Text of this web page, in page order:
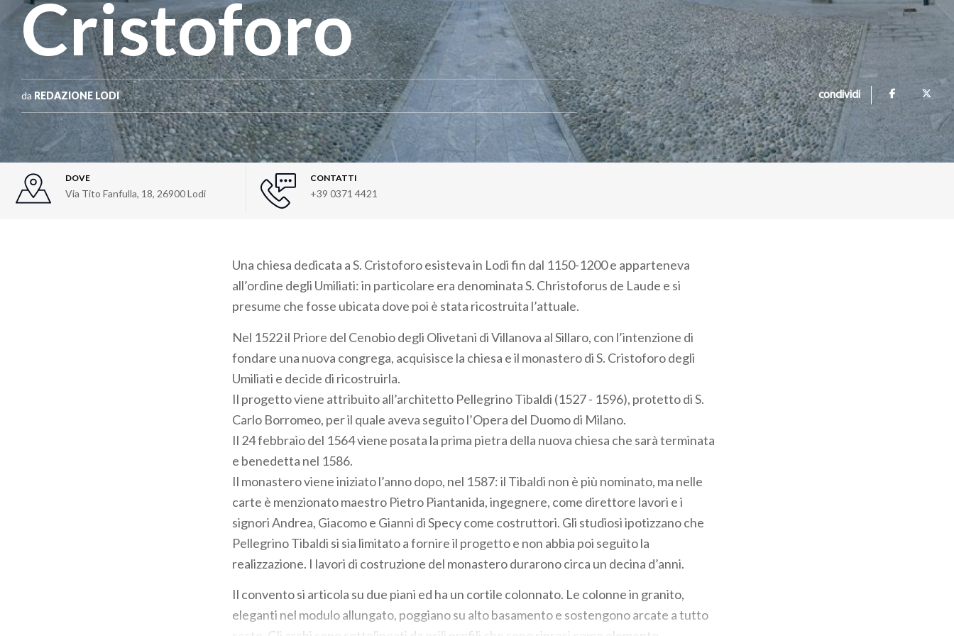
Cristoforo
da REDAZIONE LODI condividi
DOVE
Via Tito Fanfulla, 18, 26900Lodi
CONTATTI
+39 0371 4421
Una chiesa dedicata a S. Cristoforo esisteva in Lodi fin dal 1150-1200 e apparteneva
all’ordine degli Umiliati: in particolare era denominata S. Christoforus de Laude e si
presume che fosse ubicata dove poi è stata ricostruita l’attuale.
Nel 1522 il Priore del Cenobio degli Olivetani di Villanova al Sillaro, con l’intenzione di
fondare una nuova congrega, acquisisce la chiesa e il monastero di S. Cristoforo degli
Umiliati e decide di ricostruirla.
Il progetto viene attribuito all’architetto Pellegrino Tibaldi (1527 - 1596), protetto di S.
Carlo Borromeo, per il quale aveva seguito l’Opera del Duomo di Milano.
Il 24 febbraio del 1564 viene posata la prima pietra della nuova chiesa che sarà terminata
e benedetta nel 1586.
Il monastero viene iniziato l’anno dopo, nel 1587: il Tibaldi non è più nominato, ma nelle
carte è menzionato maestro Pietro Piantanida, ingegnere, come direttore lavori e i
signori Andrea, Giacomo e Gianni di Specy come costruttori. Gli studiosi ipotizzano che
Pellegrino Tibaldi si sia limitato a fornire il progetto e non abbia poi seguito la
realizzazione. I lavori di costruzione del monastero durarono circa un decina d’anni.
Il convento si articola su due piani ed ha un cortile colonnato. Le colonne in granito,
eleganti nel modulo allungato, poggiano su alto basamento e sostengono arcate a tutto